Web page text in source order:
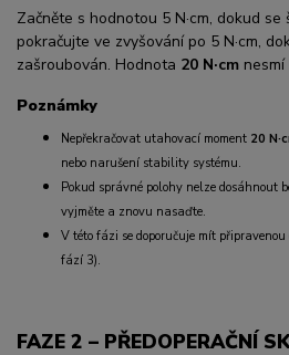
Začněte s hodnotou 5 N·cm, dokud
pokračujte ve zvyšování po 5 N·cm,
zašroubován. Hodnota 20 N·cm
Poznámky
Nepřekračovat utahovací moment 20
nebo narušení stability systému.
Pokud správné polohy nelze dosáhnout
vyjměte a znovu nasaďte.
V této fázi se doporučuje mít
fází 3).
FAZE 2 – PŘEDOPERAČNÍ